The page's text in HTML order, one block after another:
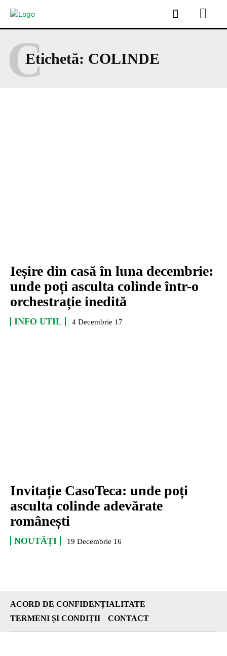
Etichetă: COLINDE
C
Ieșire din casă în luna decembrie:
unde poți asculta colinde într-o
orchestrație inedită
INFO UTIL 4 Decembrie 17
Invitație CasoTeca: unde poți
asculta colinde adevărate
românești
NOUTĂȚI 19 Decembrie 16
ACORD DE CONFIDENȚIALITATE
TERMENI ȘI CONDIȚII
CONTACT